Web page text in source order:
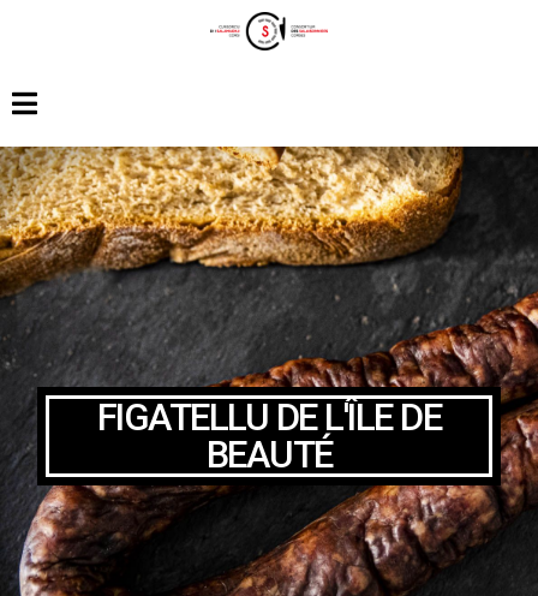
FIGATELLU DE L'ÎLE DE
BEAUTÉ